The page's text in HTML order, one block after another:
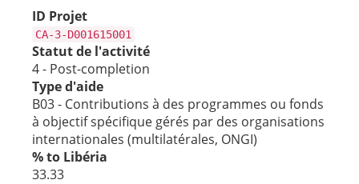
ID Projet
CA-3-D001615001
Statut de l'activité
4 - Post-completion
Type d'aide
B03 - Contributions à des programmes ou fonds
à objectif spécifique gérés par des organisations
internationales (multilatérales, ONGI)
% to Libéria
33.33